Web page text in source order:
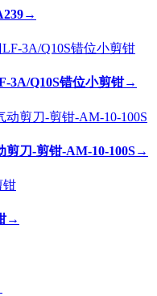
→
3A/Q10S错位小剪钳→
剪刀-剪钳-AM-10-100S→
→